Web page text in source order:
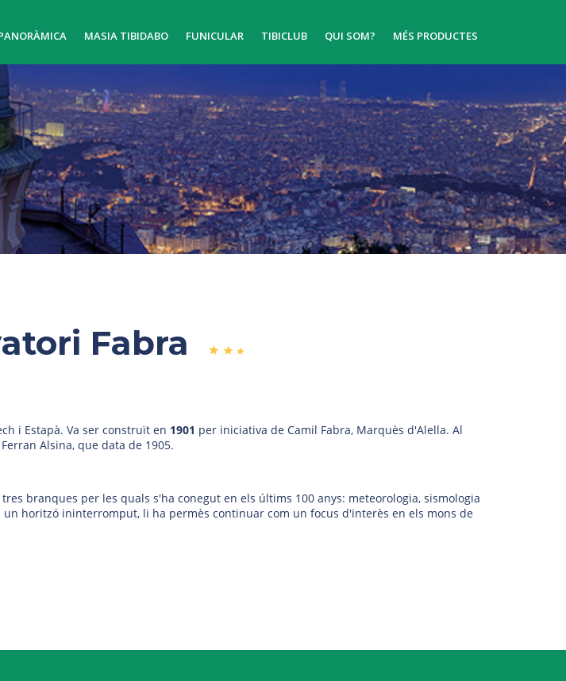
MASIA TIBIDABO FUNICULAR TIBICLUB QUI SOM? MÉS PRODUCTES
Fabra
i Estapà. Va ser construït en 1901 per iniciativa de Camil Fabra, Marquès d'Alella. Al
Alsina, que data de 1905.
branques per les quals s'ha conegut en els últims 100 anys: meteorologia, sismologia
horitzó ininterromput, li ha permès continuar com un focus d'interès en els mons de